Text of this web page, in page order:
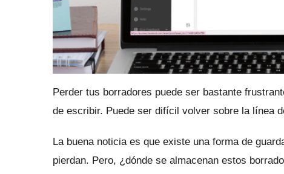
Perder tus borradores puede ser bastante
de escribir. Puede ser difícil volver sobre la línea
La buena noticia es que existe una forma de
pierdan. Pero, ¿dónde se almacenan estos